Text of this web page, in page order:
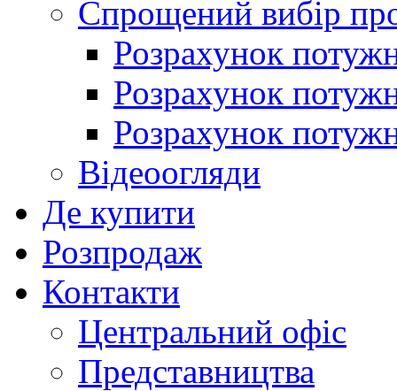
Спрощений вибір
Розрахунок
Розрахунок
Розрахунок
Відеоогляди
Де купити
Розпродаж
Контакти
Центральний офіс
Представництва